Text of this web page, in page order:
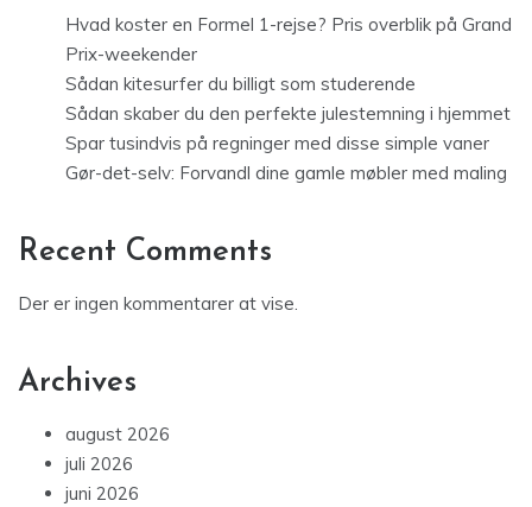
Hvad koster en Formel 1-rejse? Pris overblik på Grand
Prix-weekender
Sådan kitesurfer du billigt som studerende
Sådan skaber du den perfekte julestemning i hjemmet
Spar tusindvis på regninger med disse simple vaner
Gør-det-selv: Forvandl dine gamle møbler med maling
Recent Comments
Der er ingen kommentarer at vise.
Archives
august 2026
juli 2026
juni 2026